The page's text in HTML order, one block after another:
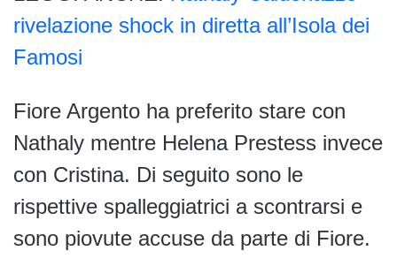
rivelazione shock in diretta all’Isola dei
Famosi
Fiore Argento ha preferito stare con
Nathaly mentre Helena Prestess invece
con Cristina. Di seguito sono le
rispettive spalleggiatrici a scontrarsi e
sono piovute accuse da parte di Fiore.